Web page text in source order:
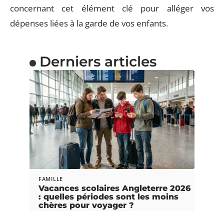
concernant cet élément clé pour alléger vos
dépenses liées à la garde de vos enfants.
Derniers articles
FAMILLE
Vacances scolaires Angleterre 2026
: quelles périodes sont les moins
chères pour voyager ?